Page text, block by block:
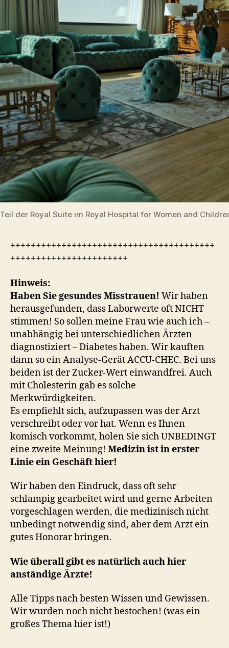
Teil der Royal Suite im Royal Hospital for Women and
++++++++++++++++++++++++++++++++++++++++
+++++++++++++++++++++++
Hinweis:
Haben Sie gesundes Misstrauen! Wir haben
herausgefunden, dass Laborwerte oft NICHT
stimmen! So sollen meine Frau wie auch ich –
unabhängig bei unterschiedlichen Ärzten
diagnostiziert – Diabetes haben. Wir kauften
dann so ein Analyse-Gerät ACCU-CHEC. Bei uns
beiden ist der Zucker-Wert einwandfrei. Auch
mit Cholesterin gab es solche
Merkwürdigkeiten.
Es empfiehlt sich, aufzupassen was der Arzt
verschreibt oder vor hat. Wenn es Ihnen
komisch vorkommt, holen Sie sich UNBEDINGT
eine zweite Meinung! Medizin ist in erster
Linie ein Geschäft hier!
Wir haben den Eindruck, dass oft sehr
schlampig gearbeitet wird und gerne Arbeiten
vorgeschlagen werden, die medizinisch nicht
unbedingt notwendig sind, aber dem Arzt ein
gutes Honorar bringen.
Wie überall gibt es natürlich auch hier
anständige Ärzte!
Alle Tipps nach besten Wissen und Gewissen.
Wir wurden noch nicht bestochen! (was ein
großes Thema hier ist!)